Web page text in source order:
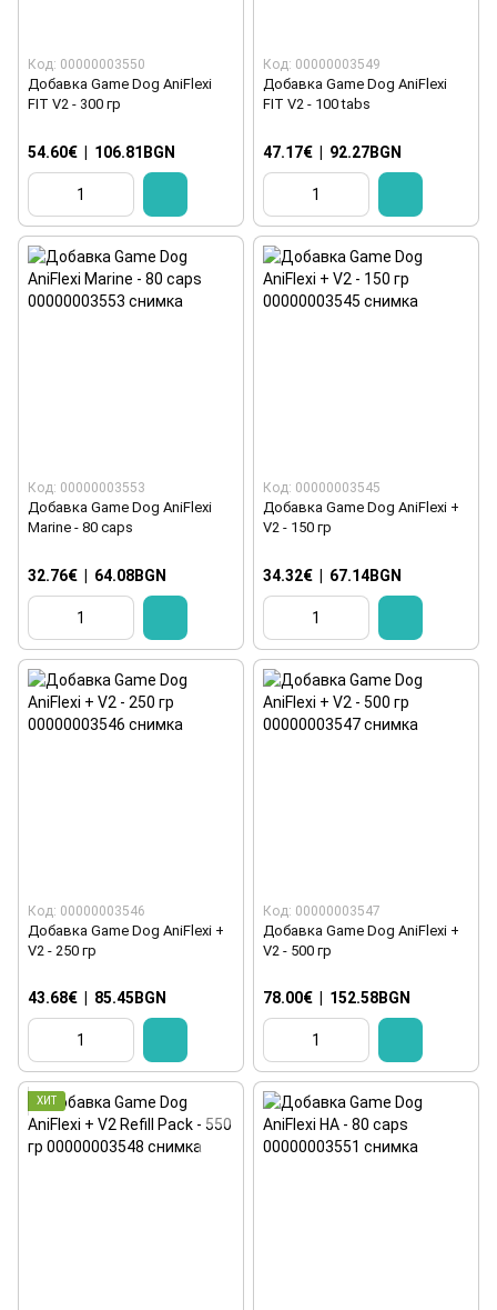
Код: 00000003550
Добавка Game Dog AniFlexi
FIT V2 - 300 гр
54.60€ 106.81BGN
Код: 00000003549
Добавка Game Dog AniFlexi
FIT V2 - 100 tabs
47.17€ 92.27BGN
Код: 00000003553
Добавка Game Dog AniFlexi
Marine - 80 caps
32.76€ | 64.08BGN
Код: 00000003545
Добавка Game Dog AniFlexi +
V2 - 150 гр
34.32€ | 67.14BGN
Код: 00000003546
Добавка Game Dog AniFlexi +
V2 - 250 гр
43.68€ 85.45BGN
Код: 00000003547
Добавка Game Dog AniFlexi +
V2 - 500 гр
78.00€ 152.58BGN
ХИТ